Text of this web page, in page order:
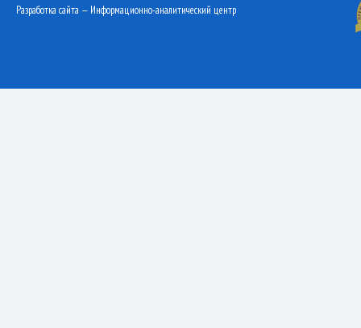
Разработка сайта — Информационно-аналитический центр